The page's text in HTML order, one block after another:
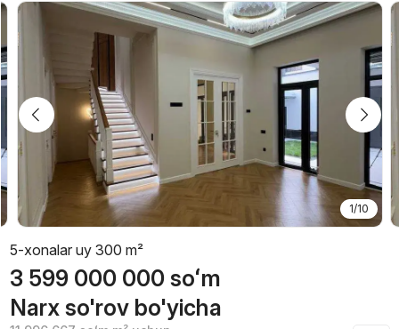
1/10
5-xonalar uy 300 m²
3 599 000 000 soʻm
Narx so'rov bo'yicha